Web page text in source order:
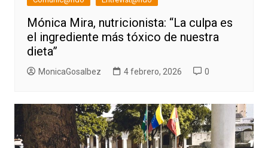
Mónica Mira, nutricionista: “La culpa es
el ingrediente más tóxico de nuestra
dieta”
MonicaGosalbez 4 febrero, 2026 0